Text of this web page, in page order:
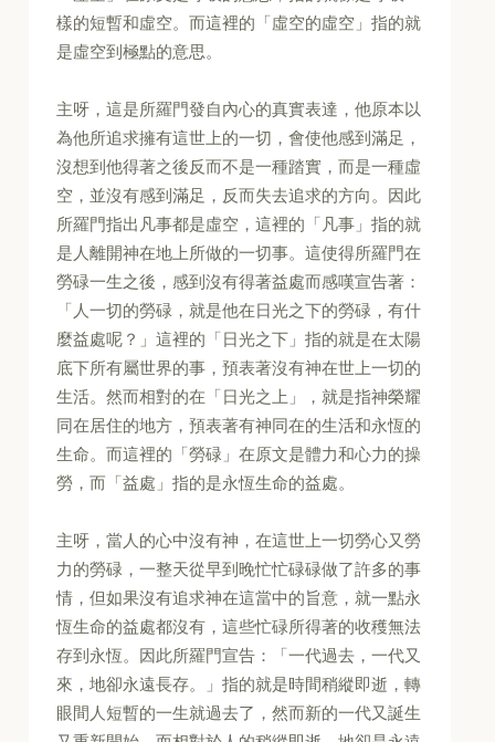
樣的短暫和虛空。而這裡的「虛空的虛空」指的就
是虛空到極點的意思。
主呀，這是所羅門發自內心的真實表達，他原本以
為他所追求擁有這世上的一切，會使他感到滿足，
沒想到他得著之後反而不是一種踏實，而是一種虛
空，並沒有感到滿足，反而失去追求的方向。因此
所羅門指出凡事都是虛空，這裡的「凡事」指的就
是人離開神在地上所做的一切事。這使得所羅門在
勞碌一生之後，感到沒有得著益處而感嘆宣告著：
「人一切的勞碌，就是他在日光之下的勞碌，有什
麼益處呢？」這裡的「日光之下」指的就是在太陽
底下所有屬世界的事，預表著沒有神在世上一切的
生活。然而相對的在「日光之上」，就是指神榮耀
同在居住的地方，預表著有神同在的生活和永恆的
生命。而這裡的「勞碌」在原文是體力和心力的操
勞，而「益處」指的是永恆生命的益處。
主呀，當人的心中沒有神，在這世上一切勞心又勞
力的勞碌，一整天從早到晚忙忙碌碌做了許多的事
情，但如果沒有追求神在這當中的旨意，就一點永
恆生命的益處都沒有，這些忙碌所得著的收穫無法
存到永恆。因此所羅門宣告：「一代過去，一代又
來，地卻永遠長存。」指的就是時間稍縱即逝，轉
眼間人短暫的一生就過去了，然而新的一代又誕生